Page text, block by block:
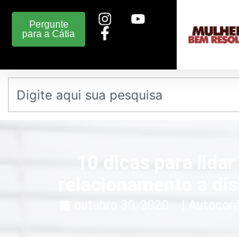
Pergunte
para a Cátia